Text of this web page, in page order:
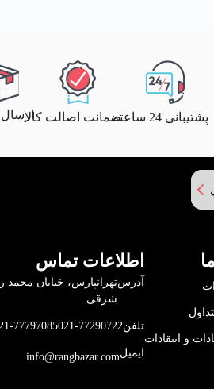
پشتیبانی 24 ساعته ضمانت اصالت کالاارسال
و انتقادات
اطلاعات تماس
آدرس
شرقی
تلفن021-77290722
77797085
ایمیلinfo@rangbazar.com